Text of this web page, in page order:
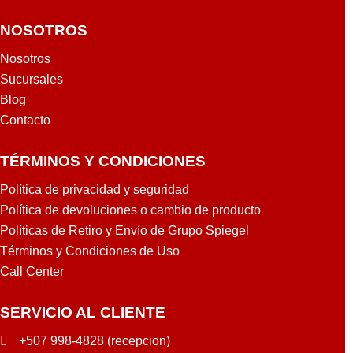
NOSOTROS
Nosotros
Sucursales
Blog
Contacto
TÉRMINOS Y CONDICIONES
Política de privacidad y seguridad
Política de devoluciones o cambio de producto
Políticas de Retiro y Envío de Grupo Spiegel
Términos y Condiciones de Uso
Call Center
SERVICIO AL CLIENTE
+507 998-4828 (recepcion)